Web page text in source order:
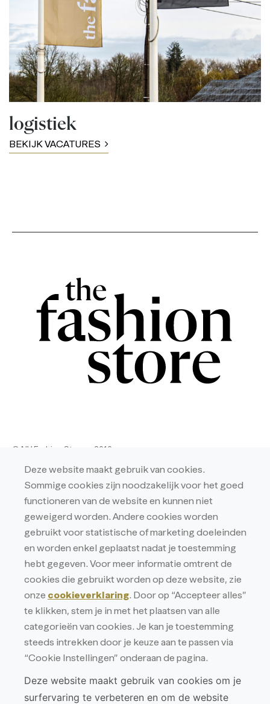
logistiek
BEKIJK VACATURES
© NV Fashion Store – 2016
Hulstsestraat 6 – 2431 Veerle-Laakdal
Privacy
Privacyverklaring
Cookieverklaring
Deze website maakt gebruik van cookies.
Sommige cookies zijn noodzakelijk voor het goed
functioneren van de website en kunnen niet
geweigerd worden. Andere cookies worden
gebruikt voor statistische of marketing doeleinden
en worden enkel geplaatst nadat je toestemming
hebt gegeven. Voor meer informatie omtrent de
cookies die gebruikt worden op deze website, zie
onze cookieverklaring. Door op “Accepteer alles”
te klikken, stem je in met het plaatsen van alle
categorieën van cookies. Je kan je toestemming
steeds intrekken door je keuze aan te passen via
“Cookie Instellingen” onderaan de pagina.
Deze website maakt gebruik van cookies om je
surfervaring te verbeteren en om de website